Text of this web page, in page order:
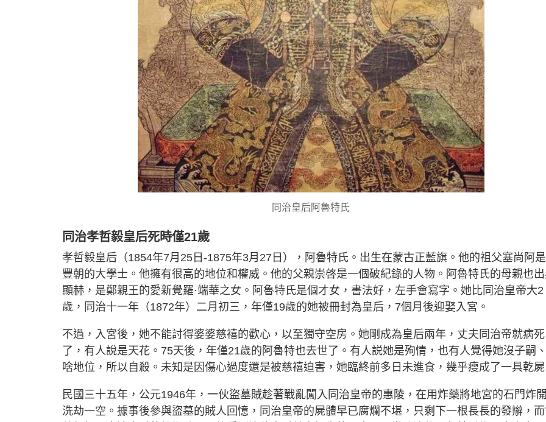
同治皇后阿魯特氏
同治孝哲毅皇后死時僅21歲
孝哲毅皇后（1854年7月25日-1875年3月27日），阿魯特氏。出生在蒙古正藍旗。他的祖父塞尚阿
豐朝的大學士。他擁有很高的地位和權威。他的父親崇啓是一個破紀錄的人物。阿魯特氏的母親也
顯赫，是鄭親王的愛新覺羅·端華之女。阿魯特氏是個才女，書法好，左手會寫字。她比同治皇帝大2
歲，同治十一年（1872年）二月初三，年僅19歲的她被冊封為皇后，7個月後迎娶入宮。
不過，入宮後，她不能討得婆婆慈禧的歡心，以至獨守空房。她剛成為皇后兩年，丈夫同治帝就病死
了，有人說是天花。75天後，年僅21歲的阿魯特也去世了。有人説她是殉情，也有人覺得她沒子嗣
啥地位，所以自殺。未知是因傷心過度還是被慈禧迫害，她臨終前多日未進食，幾乎瘦成了一具乾
民國三十五年，公元1946年，一伙盜墓賊趁著戰亂闖入同治皇帝的惠陵，在用炸藥將地宮的石門炸
洗劫一空。據事後參與盜墓的賊人回憶，同治皇帝的屍體早已腐爛不堪，只剩下一根長長的發辮，